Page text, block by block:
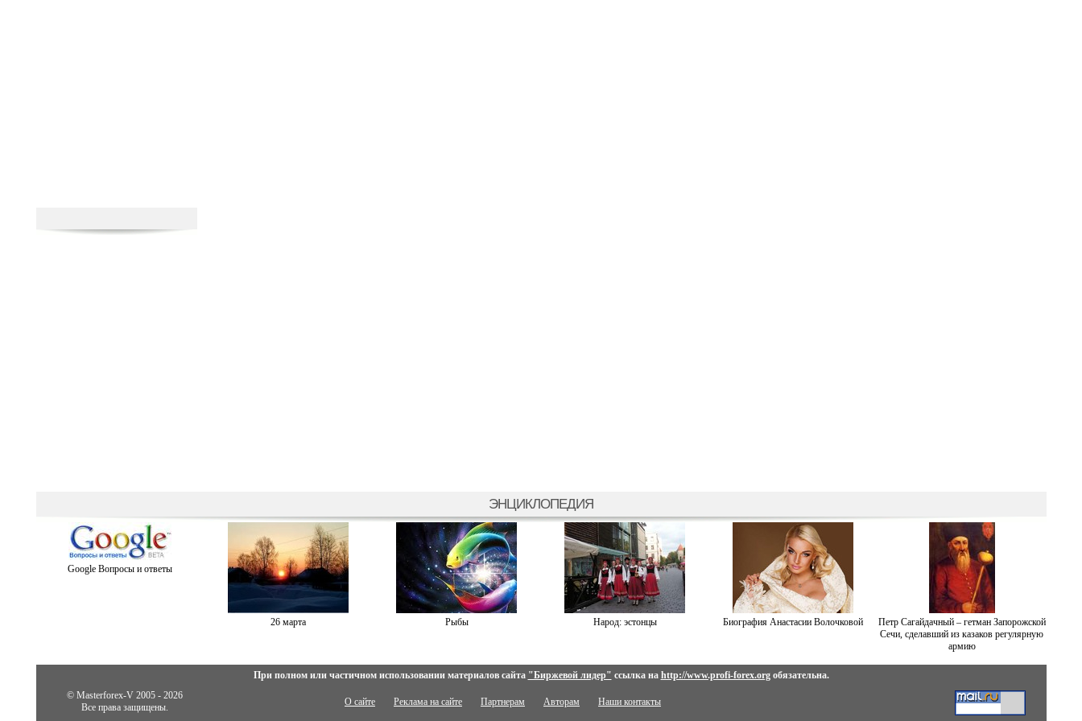
ЭНЦИКЛОПЕДИЯ
Google Вопросы и ответы
26 марта Рыбы Народ: эстонцы Биография Анастасии Волочковой
Петр Сагайдачный – гетман Запорожской
Сечи, сделавший из казаков регулярную
армию
При полном или частичном использовании материалов сайта "Биржевой лидер" ссылка на http://www.profi-forex.orgобязательна.
© Masterforex-V 2005 - 2026
Все права защищены.
О сайте Реклама на сайте Партнерам Авторам Наши контакты